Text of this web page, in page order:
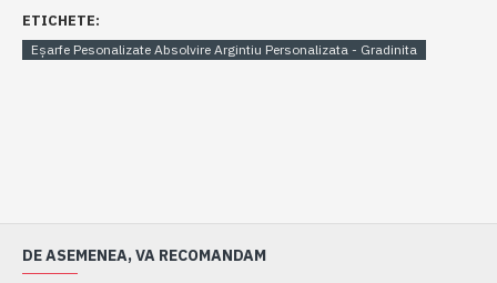
ETICHETE:
Eșarfe Pesonalizate Absolvire Argintiu Personalizata - Gradinita
DE ASEMENEA, VA RECOMANDAM